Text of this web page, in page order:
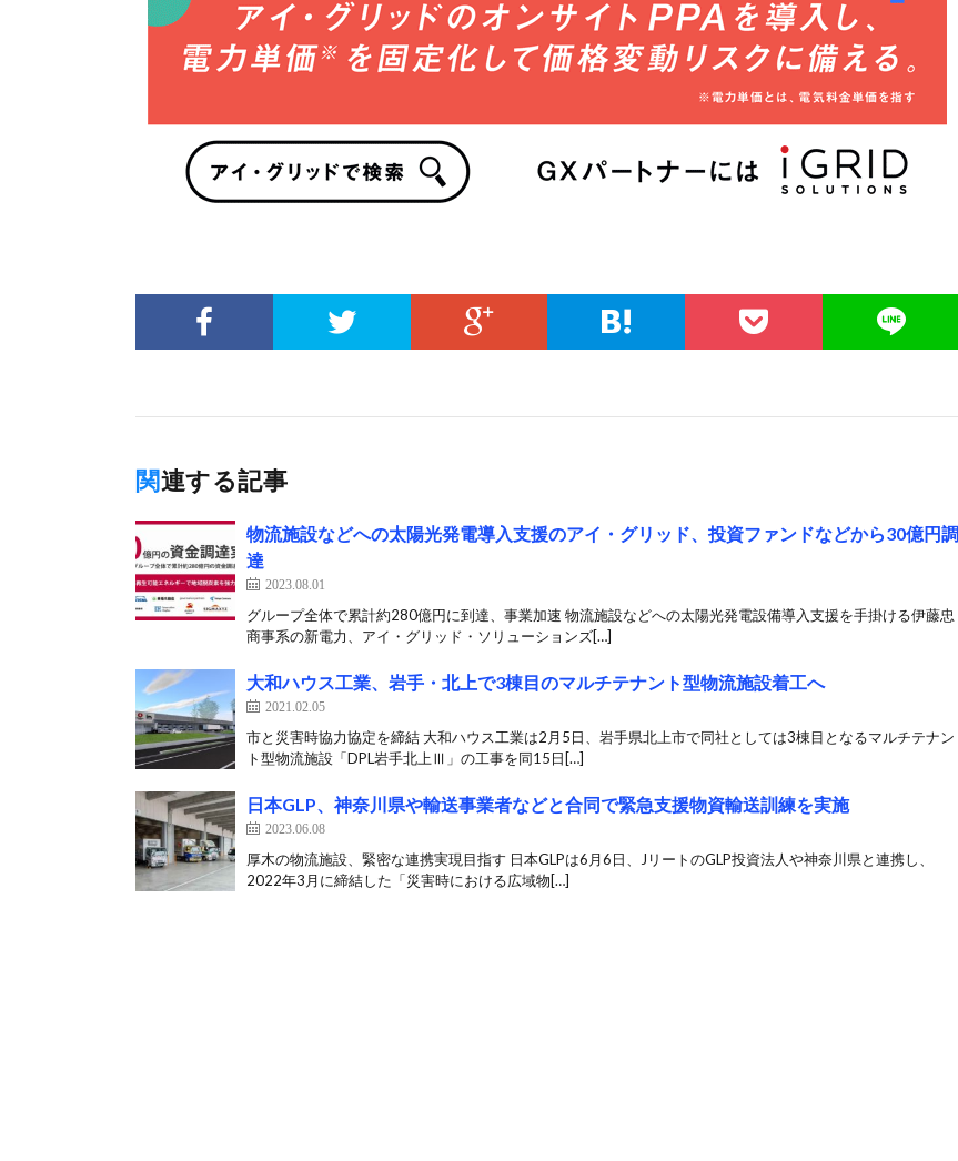
関連する記事
物流施設などへの太陽光発電導入支援のアイ・グリッド、投資ファンドなどから30億円調
達
2023.08.01
グループ全体で累計約280億円に到達、事業加速 物流施設などへの太陽光発電設備導入支援を手掛ける伊藤忠
商事系の新電力、アイ・グリッド・ソリューションズ[…]
大和ハウス工業、岩手・北上で3棟目のマルチテナント型物流施設着工へ
2021.02.05
市と災害時協力協定を締結 大和ハウス工業は2月5日、岩手県北上市で同社としては3棟目となるマルチテナン
ト型物流施設「DPL岩手北上Ⅲ」の工事を同15日[…]
日本GLP、神奈川県や輸送事業者などと合同で緊急支援物資輸送訓練を実施
2023.06.08
厚木の物流施設、緊密な連携実現目指す 日本GLPは6月6日、JリートのGLP投資法人や神奈川県と連携し、
2022年3月に締結した「災害時における広域物[…]